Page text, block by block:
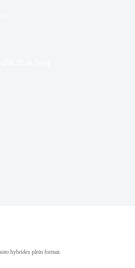
hybrides plein format.